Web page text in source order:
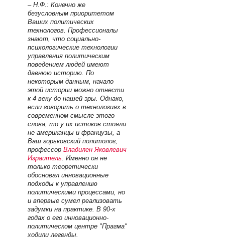
– Н.Ф.: Конечно же
безусловным приоритетом
Ваших политических
технологов. Профессионалы
знают, что социально-
психологические технологии
управления политическим
поведением людей имеют
давнюю историю. По
некоторым данным, начало
этой истории можно отнести
к 4 веку до нашей эры. Однако,
если говорить о технологиях в
современном смысле этого
слова, то у их истоков стояли
не американцы и французы, а
Ваш горьковский политолог,
профессорВладилен Яковлевич
Израитель . Именно он не
только теоретически
обосновал инновационные
подходы к управлению
политическими процессами, но
и впервые сумел реализовать
задумки на практике. В 90-х
годах о его инновационно-
политическом центре "Прагма"
ходили легенды.